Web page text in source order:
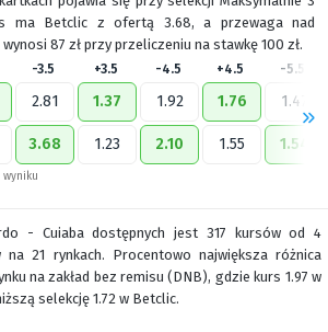
ma Betclic z ofertą 3.68, a przewaga nad
87 zł przy przeliczeniu na stawkę 100 zł.
-3.5 +3.5 -4.5 +4.5 -5.5
2.81 1.37 1.92 1.76 1.47
3.68 1.23 2.10 1.55 1.54
wyniku
- Cuiaba dostępnych jest 317 kursów od 4
na 21 rynkach. Procentowo największa różnica
na zakład bez remisu (DNB), gdzie kurs 1.97 w
selekcję 1.72 w Betclic.